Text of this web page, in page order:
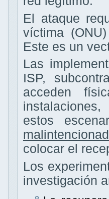
El ataque
víctima
Este es un
Las
ISP,
acceden
estos
colocar el
Los
investigación